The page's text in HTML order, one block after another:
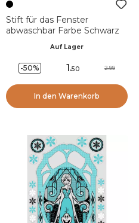
Stift für das Fenster
abwaschbar Farbe Schwarz
Auf Lager
-50% 1.50 2.99
In den Warenkorb